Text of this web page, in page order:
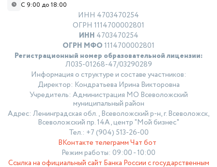
С 9:00 до 18:00
ИНН 4703470254
ОГРН 1114700002801
ИНН 4703470254
ОГРН МФО 1114700002801
Регистрационный номер образовательной лицензии:
Л035-01268-47/03290289
Информация о структуре и составе участников:
Директор: Кондратьева Ирина Викторовна
Учредитель: Администрация МО Всеволожский
муниципальный район
Адрес: Ленинградская обл., Всеволожский р-н, г. Всеволожск,
Всеволожский пр. 14А, центр "Мой бизнес"
Тел.: +7 (904) 513-26-00
ВКонтакте телеграммЧат бот
Режим работы: 09:00 - 10:00
Ссылка на официальный сайт Банка России с государственным